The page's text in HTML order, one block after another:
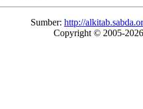
Sumber: http://
Copyright © 2005-